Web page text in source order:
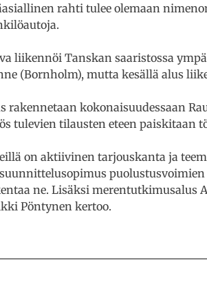
rahti tulee olemaan
liikennöi Tanskan saaristossa
(Bornholm), mutta kesällä alus
rakennetaan kokonaisuudessaan
tulevien tilausten eteen paiskitaan
on aktiivinen tarjouskanta ja
ne. Lisäksi merentutkimusalus
Pöntynen kertoo.